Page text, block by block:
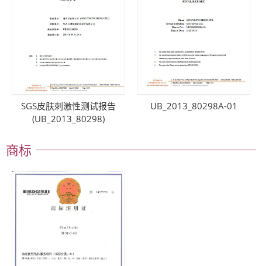
SGS皮肤刺激性测试报告
(UB_2013_80298)
UB_2013_80298A-01
商标